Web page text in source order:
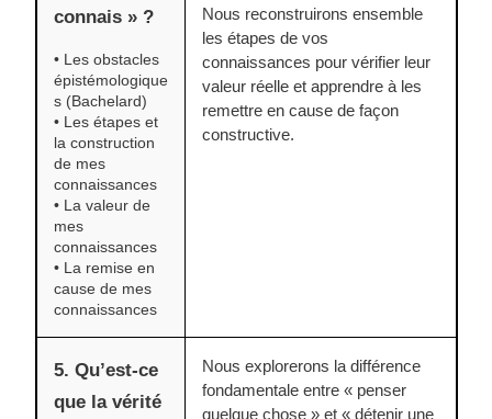
connais » ?
• Les obstacles
épistémologique
s (Bachelard)
• Les étapes et
la construction
de mes
connaissances
• La valeur de
mes
connaissances
• La remise en
cause de mes
connaissances
Nous reconstruirons ensemble
les étapes de vos
connaissances pour vérifier leur
valeur réelle et apprendre à les
remettre en cause de façon
constructive.
5. Qu’est-ce
que la vérité
Nous explorerons la différence
fondamentale entre « penser
quelque chose » et « détenir une